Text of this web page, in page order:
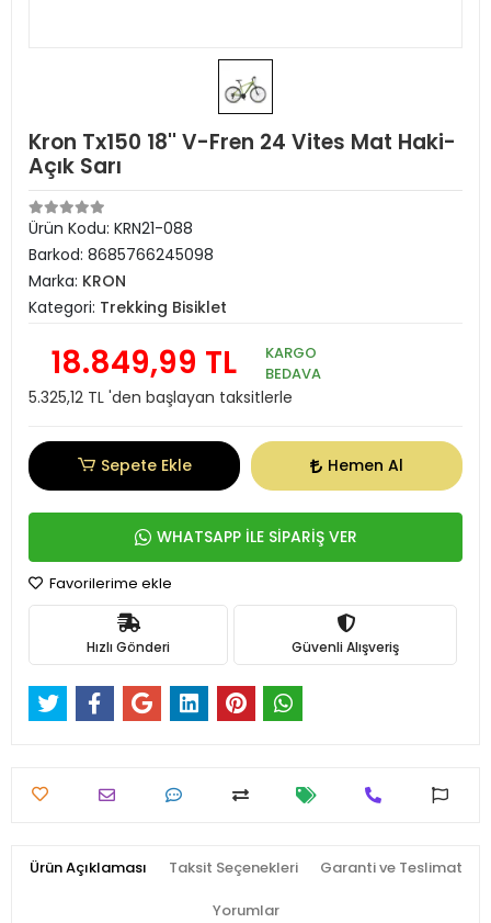
Kron Tx150 18'' V-Fren 24 Vites Mat Haki-
Açık Sarı
Ürün Kodu: KRN21-088
Barkod: 8685766245098
Marka: KRON
Kategori: Trekking Bisiklet
18.849,99 TL
KARGO
BEDAVA
5.325,12 TL 'den başlayan taksitlerle
Sepete Ekle Hemen Al
WHATSAPP İLE SİPARİŞ VER
Favorilerime ekle
Hızlı Gönderi Güvenli Alışveriş
Ürün Açıklaması Taksit Seçenekleri Garanti ve Teslimat
Yorumlar